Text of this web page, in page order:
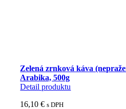
Zelená zrnková káva
Arabika, 500g
Detail produktu
16,10€ s DPH